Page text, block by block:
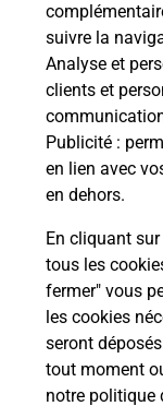
suivre la
Analyse et
clients et
Publicité :
en lien avec
en dehors.
En cliquant
tous les
fermer" vous
les cookies
seront
tout moment
notre politique
Comment
à votre
Puis-je
avec La
conditions ?
Localiser Liste